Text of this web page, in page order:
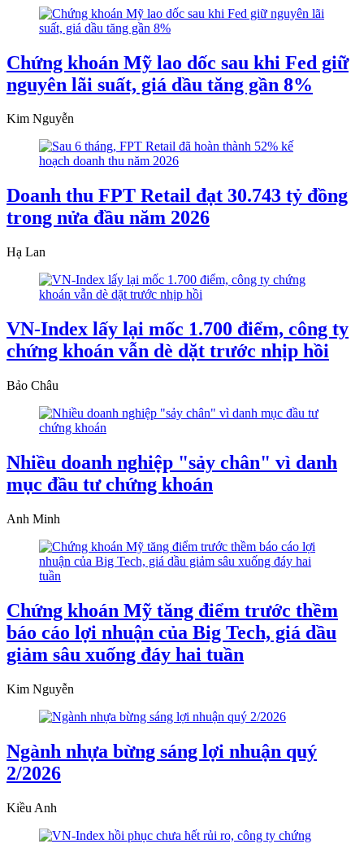
Chứng khoán Mỹ lao dốc sau khi Fed giữ
nguyên lãi suất, giá dầu tăng gần 8%
Kim Nguyễn
Doanh thu FPT Retail đạt 30.743 tỷ đồng
trong nửa đầu năm 2026
Hạ Lan
VN-Index lấy lại mốc 1.700 điểm, công ty
chứng khoán vẫn dè dặt trước nhịp hồi
Bảo Châu
Nhiều doanh nghiệp "sảy chân" vì danh
mục đầu tư chứng khoán
Anh Minh
Chứng khoán Mỹ tăng điểm trước thềm
báo cáo lợi nhuận của Big Tech, giá dầu
giảm sâu xuống đáy hai tuần
Kim Nguyễn
Ngành nhựa bừng sáng lợi nhuận quý
2/2026
Kiều Anh